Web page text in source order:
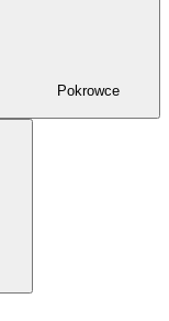
Pokrowce